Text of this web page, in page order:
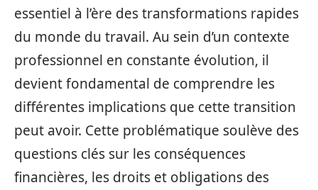
essentiel à l’ère des transformations rapides
du monde du travail. Au sein d’un contexte
professionnel en constante évolution, il
devient fondamental de comprendre les
différentes implications que cette transition
peut avoir. Cette problématique soulève des
questions clés sur les conséquences
financières, les droits et obligations des